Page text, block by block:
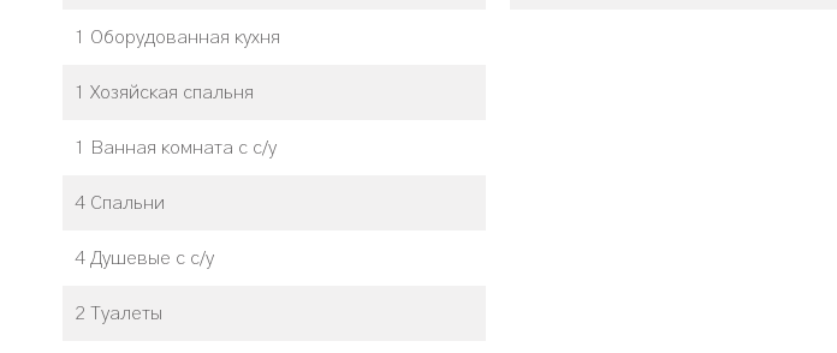
1 Оборудованная кухня
1 Хозяйская спальня
1 Ванная комната с с/у
4 Спальни
4 Душевые с с/у
2 Туалеты